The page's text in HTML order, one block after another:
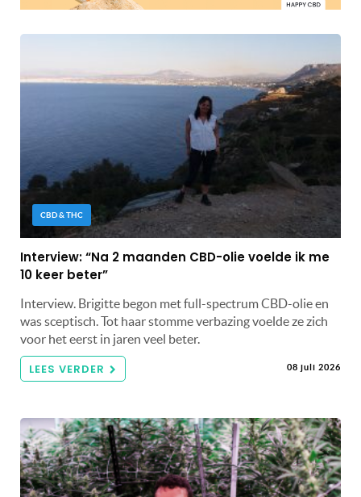
CBD & THC
Interview: “Na 2 maanden CBD-olie voelde ik me
10 keer beter”
Interview. Brigitte begon met full-spectrum CBD-olie en
was sceptisch. Tot haar stomme verbazing voelde ze zich
voor het eerst in jaren veel beter.
LEES VERDER 08 juli 2026